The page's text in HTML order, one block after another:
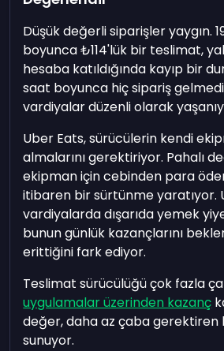
Düşük değerli siparişler yaygın.
boyunca ₺114'lük bir teslimat,
hesaba katıldığında kayıp bir
saat boyunca hiç sipariş
vardiyalar düzenli olarak
Uber Eats, sürücülerin kendi
almalarını gerektiriyor. Pahalı
ekipman için cebinden para
itibaren bir sürtünme yaratıyor.
vardiyalarda dışarıda yemek
bunun günlük kazançlarını
erittiğini fark ediyor.
Teslimat sürücülüğü çok fazla
uygulamalar üzerinden kazanç
değer, daha az çaba
sunuyor.